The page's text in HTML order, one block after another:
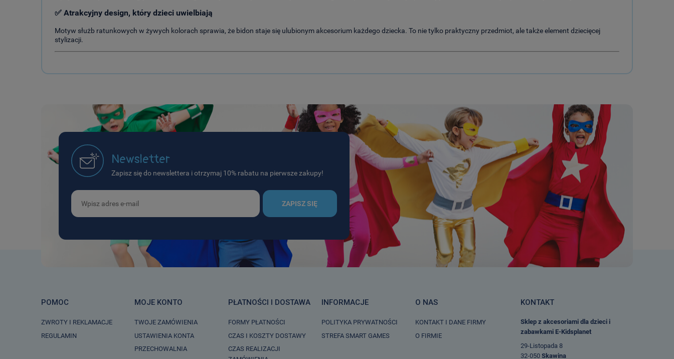
✅ Atrakcyjny design, który dzieci uwielbiają
Motyw służb ratunkowych w żywych kolorach sprawia, że bidon staje się ulubionym akcesorium każdego dziecka. To nie tylko praktyczny przedmiot, ale także element dziecięcej
stylizacji.
Newsletter
Zapisz się do newslettera i otrzymaj 10% rabatu na pierwsze zakupy!
ZAPISZ SIĘ
POMOC
ZWROTY I REKLAMACJE
REGULAMIN
MOJE KONTO
TWOJE ZAMÓWIENIA
USTAWIENIA KONTA
PRZECHOWALNIA
PŁATNOŚCI I DOSTAWA
FORMY PŁATNOŚCI
CZAS I KOSZTY DOSTAWY
CZAS REALIZACJI
INFORMACJE
POLITYKA PRYWATNOŚCI
STREFA SMART GAMES
O NAS
KONTAKT I DANE FIRMY
O FIRMIE
KONTAKT
Sklep z akcesoriami dla dzieci i
zabawkami E-Kidsplanet
29-Listopada 8
32-050 Skawina